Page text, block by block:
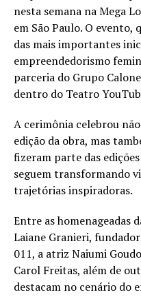
nesta semana na Mega
em São Paulo. O evento,
das mais importantes
empreendedorismo
parceria do Grupo
dentro do Teatro
A cerimônia celebrou
edição da obra, mas
fizeram parte das
seguem transformando
trajetórias inspiradoras.
Entre as homenageadas
Laiane Granieri,
011, a atriz Naiumi
Carol Freitas, além de
destacam no cenário do